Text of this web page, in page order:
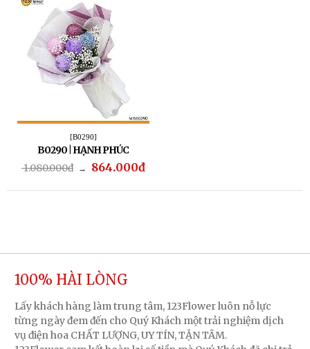
[B0290]
B0290 | HẠNH PHÚC
1.080.000đ → 864.000đ
100% HÀI LÒNG
Lấy khách hàng làm trung tâm, 123Flower luôn nỗ lực
từng ngày đem đến cho Quý Khách một trải nghiệm dịch
vụ điện hoa CHẤT LƯỢNG, UY TÍN, TẬN TÂM.